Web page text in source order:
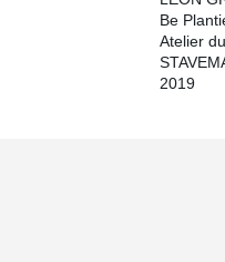
Be
Atelier
2019